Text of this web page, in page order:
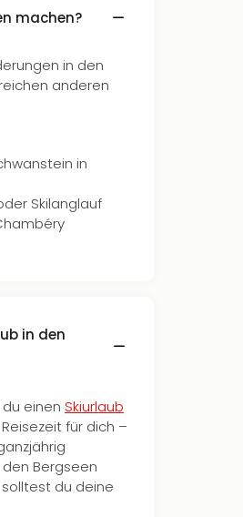
machen?
in den
anderen
in
Skilanglauf
in den
einen Skiurlaub
für dich –
Bergseen
du deine